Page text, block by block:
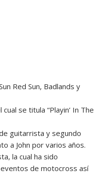
Red Sun, Badlands y
se titula “Playin’ In The
guitarrista y segundo
a John por varios años.
la cual ha sido
de motocross así